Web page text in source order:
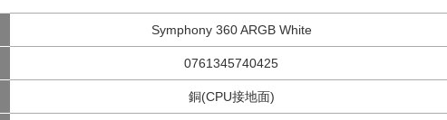
Symphony 360 ARGB White
0761345740425
銅(CPU接地面)